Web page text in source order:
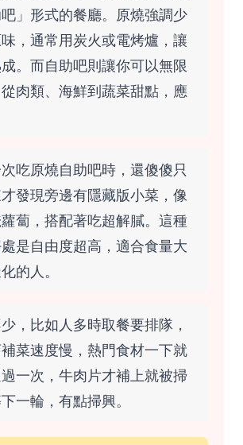
」形式的餐廳。原燒強調少
，通常用炭火或電烤爐，讓
。而自助吧則讓你可以無限
肉類、海鮮到蔬菜甜點，應
吃原燒自助吧時，還傻傻只
發現旁邊有隱藏版小菜，像
蔔，搭配著吃超解膩。這種
是自由度超高，適合食量大
的人。
，比如人多時取餐要排隊，
菜速度慢，熱門食材一下就
一次，牛肉片才補上就被掃
一輪，有點掃興。